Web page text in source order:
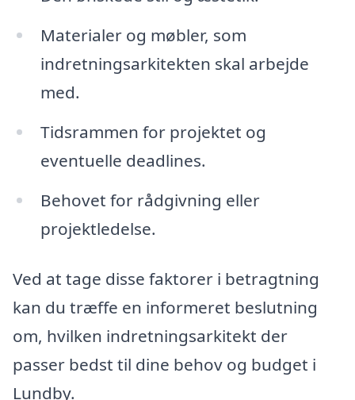
Materialer og møbler, som
indretningsarkitekten skal arbejde
med.
Tidsrammen for projektet og
eventuelle deadlines.
Behovet for rådgivning eller
projektledelse.
Ved at tage disse faktorer i betragtning
kan du træffe en informeret beslutning
om, hvilken indretningsarkitekt der
passer bedst til dine behov og budget i
Lundby.